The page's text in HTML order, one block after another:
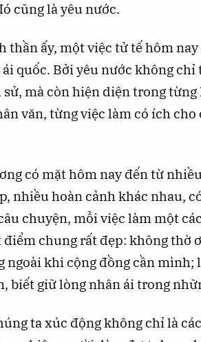
cũng là yêu nước.
thần ấy, một việc tử tế hôm
quốc. Bởi yêu nước không
sử, mà còn hiện diện trong
văn, từng việc làm có ích
có mặt hôm nay đến từ
nhiều hoàn cảnh khác nhau,
chuyện, mỗi việc làm một
điểm chung rất đẹp: không thờ
ngoài khi cộng đồng cần mình;
biết giữ lòng nhân ái trong
ta xúc động không chỉ là